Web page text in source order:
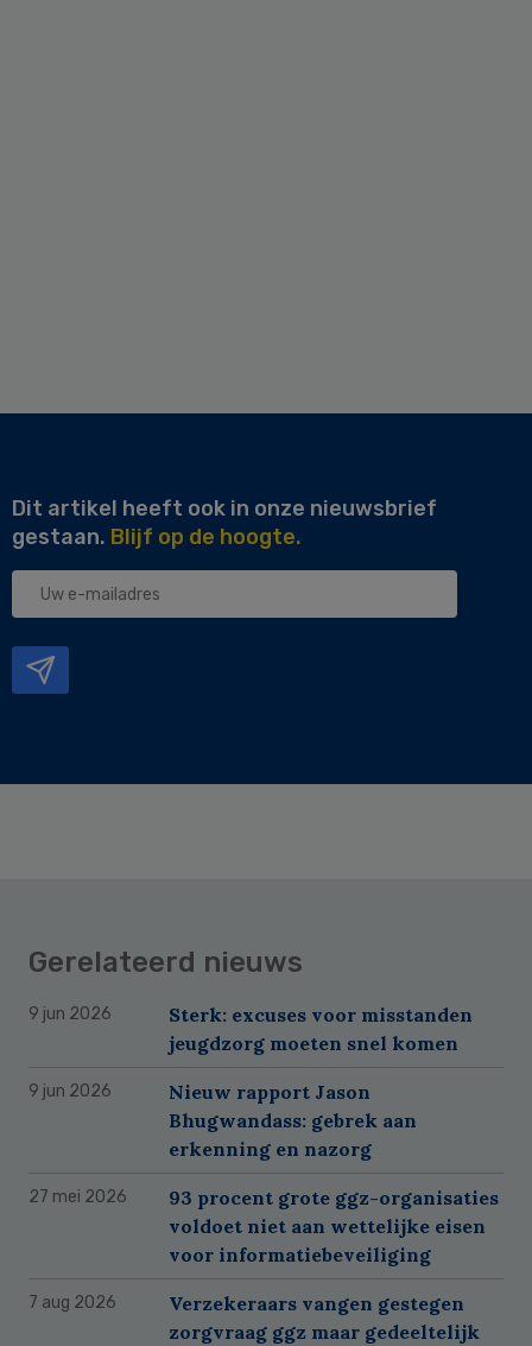
Dit artikel heeft ook in onze nieuwsbrief
gestaan. Blijf op de hoogte.
Uw
Gerelateerd nieuws
9 jun 2026
Sterk: excuses voor misstanden
jeugdzorg moeten snel komen
9 jun 2026
Nieuw rapport Jason
Bhugwandass: gebrek aan
erkenning en nazorg
27 mei 2026
93 procent grote ggz-organisaties
voldoet niet aan wettelijke eisen
voor informatiebeveiliging
7 aug 2026
Verzekeraars vangen gestegen
zorgvraag ggz maar gedeeltelijk